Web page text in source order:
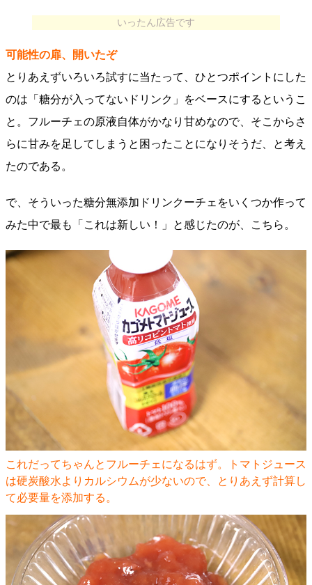
いったん広告です
可能性の扉、開いたぞ
とりあえずいろいろ試すに当たって、ひとつポイントにした
のは「糖分が入ってないドリンク」をベースにするというこ
と。フルーチェの原液自体がかなり甘めなので、そこからさ
らに甘みを足してしまうと困ったことになりそうだ、と考え
たのである。
で、そういった糖分無添加ドリンクーチェをいくつか作って
みた中で最も「これは新しい！」と感じたのが、こちら。
これだってちゃんとフルーチェになるはず。トマトジュース
は硬炭酸水よりカルシウムが少ないので、とりあえず計算し
て必要量を添加する。